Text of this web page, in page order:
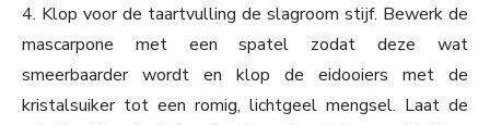
4. Klop voor de taartvulling de slagroom stijf. Bewerk de
mascarpone met een spatel zodat deze wat
smeerbaarder wordt en klop de eidooiers met de
kristalsuiker tot een romig, lichtgeel mengsel. Laat de